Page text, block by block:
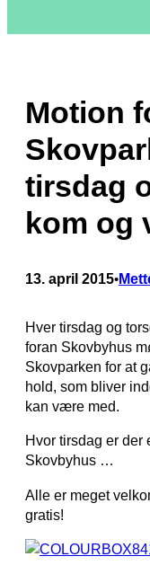
Motion
tirsdag
kom og
13. april 2015•
Hver tirsdag og
foran Skovbyhus
Skovparken for at
hold, som bliver
kan være med.
Hvor tirsdag er der
Skovbyhus …
Alle er meget
gratis!